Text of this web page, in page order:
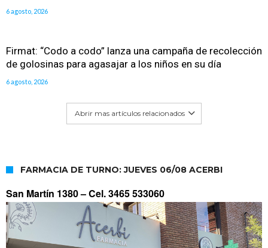
6 agosto, 2026
Firmat: “Codo a codo” lanza una campaña de recolección
de golosinas para agasajar a los niños en su día
6 agosto, 2026
Abrir mas artículos relacionados
FARMACIA DE TURNO: JUEVES 06/08 ACERBI
San Martín 1380 –Cel. 3465 533060